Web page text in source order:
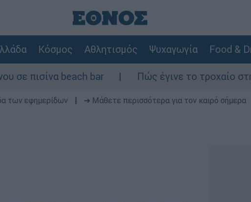
Κόσμος Αθλητισμός Ψυχαγωγία Food &
beach bar Πώς έγινε το τροχαίο στη Λ.
των εφημερίδων ➔ Μάθετε περισσότερα για τον καιρό σήμερα